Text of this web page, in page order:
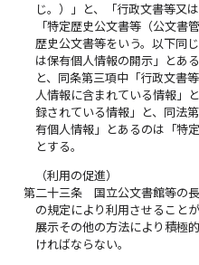
じ。）」と、「行政文書等又
「特定歴史公文書等（公文書
歴史公文書等をいう。以下同
は保有個人情報の開示」とあ
と、同条第三項中「行政文書
人情報に含まれている情報」
録されている情報」と、同法
有個人情報」とあるのは「特
とする。
（利用の促進）
第二十三条
国立公文書館等の
の規定により利用させること
展示その他の方法により積極
ければならない。